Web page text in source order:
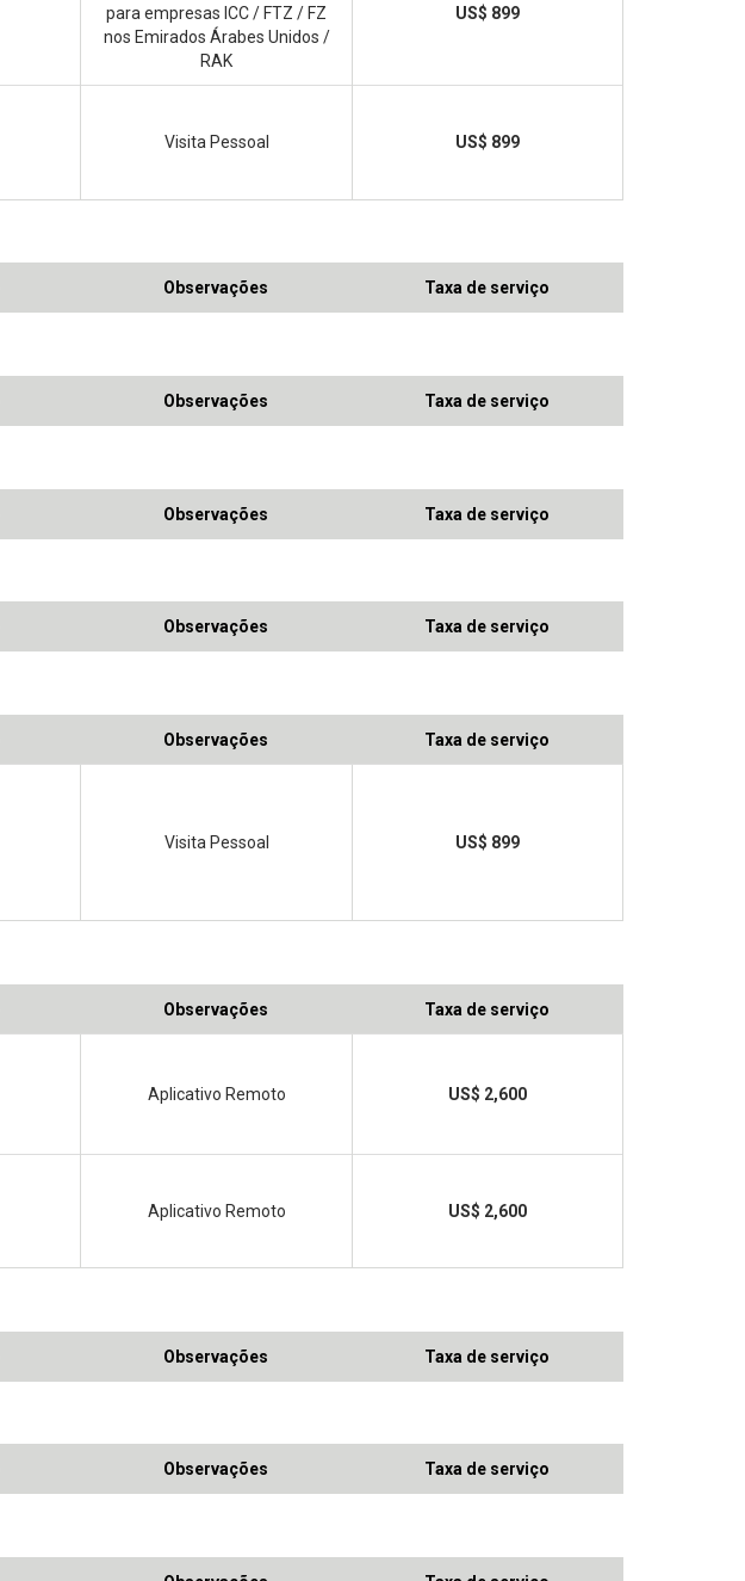
para empresas ICC / FTZ / FZ
nos Emirados Árabes Unidos /
RAK
US$ 899
Visita Pessoal US$ 899
Observações Taxa de serviço
Observações Taxa de serviço
Observações Taxa de serviço
Observações Taxa de serviço
Observações Taxa de serviço
Visita Pessoal US$ 899
Observações Taxa de serviço
Aplicativo Remoto US$ 2,600
Aplicativo Remoto US$ 2,600
Observações Taxa de serviço
Observações Taxa de serviço